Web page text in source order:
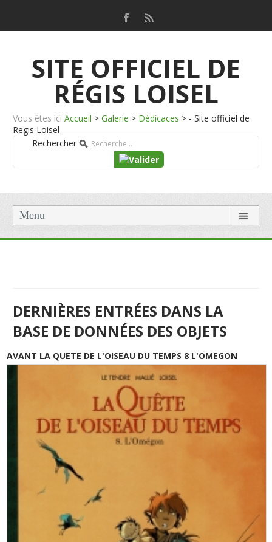
SITE OFFICIEL DE
RÉGIS LOISEL
Vous êtes ici Accueil > Galerie > Dédicaces > - Site officiel de
Regis Loisel
Rechercher
Menu
DERNIÈRES ENTRÉES DANS LA
BASE DE DONNÉES DES OBJETS
AVANT LA QUETE DE L'OISEAU DU TEMPS 8 L'OMEGON